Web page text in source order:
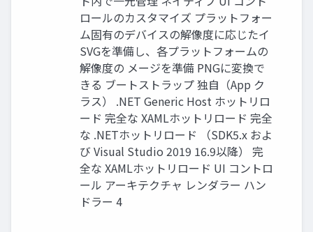
ロールのカスタマイズ プラットフォー
ム固有のデバイスの解像度に応じたイ
SVGを準備し、各プラットフォームの
解像度の メージを準備 PNGに変換で
きる ブートストラップ 独自（App ク
ラス） .NET Generic Host ホットリロ
ード 完全な XAMLホットリロード 完全
な .NETホットリロード （SDK5.x およ
び Visual Studio 2019 16.9以降） 完
全な XAMLホットリロード UI コントロ
ール アーキテクチャ レンダラー ハン
ドラー 4